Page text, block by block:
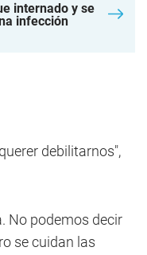
internado y se
infección
debilitarnos",
No podemos decir
se cuidan las